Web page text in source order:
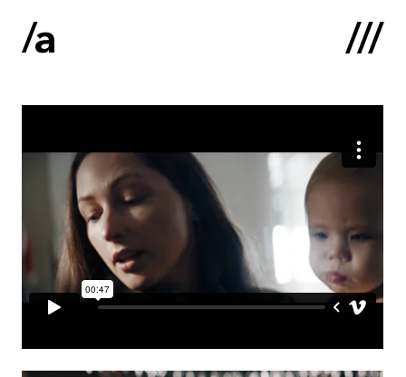
:
Sākums
Par mums
Kontakti
Portfolio